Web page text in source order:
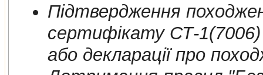
Пiдтвердження
сертифiкату СТ-
або декларації про